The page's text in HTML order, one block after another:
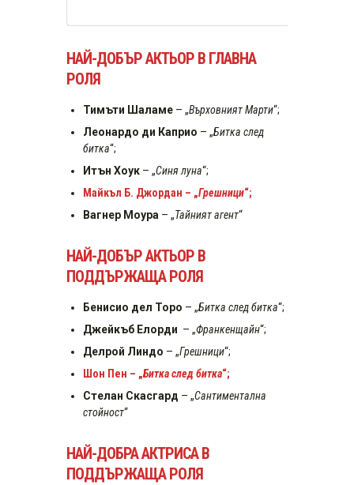
НАЙ-ДОБЪР АКТЬОР В ГЛАВНА
РОЛЯ
Тимъти Шаламе – „Върховният Марти“;
Леонардо ди Каприо – „Битка след
битка“;
Итън Хоук – „Синя луна“;
Майкъл Б. Джордан – „Грешници“;
Вагнер Моура – „Тайният агент“
НАЙ-ДОБЪР АКТЬОР В
ПОДДЪРЖАЩА РОЛЯ
Бенисио дел Торо – „Битка след битка“;
Джейкъб Елорди – „Франкенщайн“;
Делрой Линдо – „Грешници“;
Шон Пен – „Битка след битка“;
Стелан Скасгард – „Сантиментална
стойност“
НАЙ-ДОБРА АКТРИСА В
ПОДДЪРЖАЩА РОЛЯ